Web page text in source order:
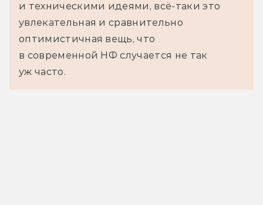
и техническими идеями, всё-таки это
увлекательная и сравнительно
оптимистичная вещь, что
в современной НФ случается не так
уж часто.